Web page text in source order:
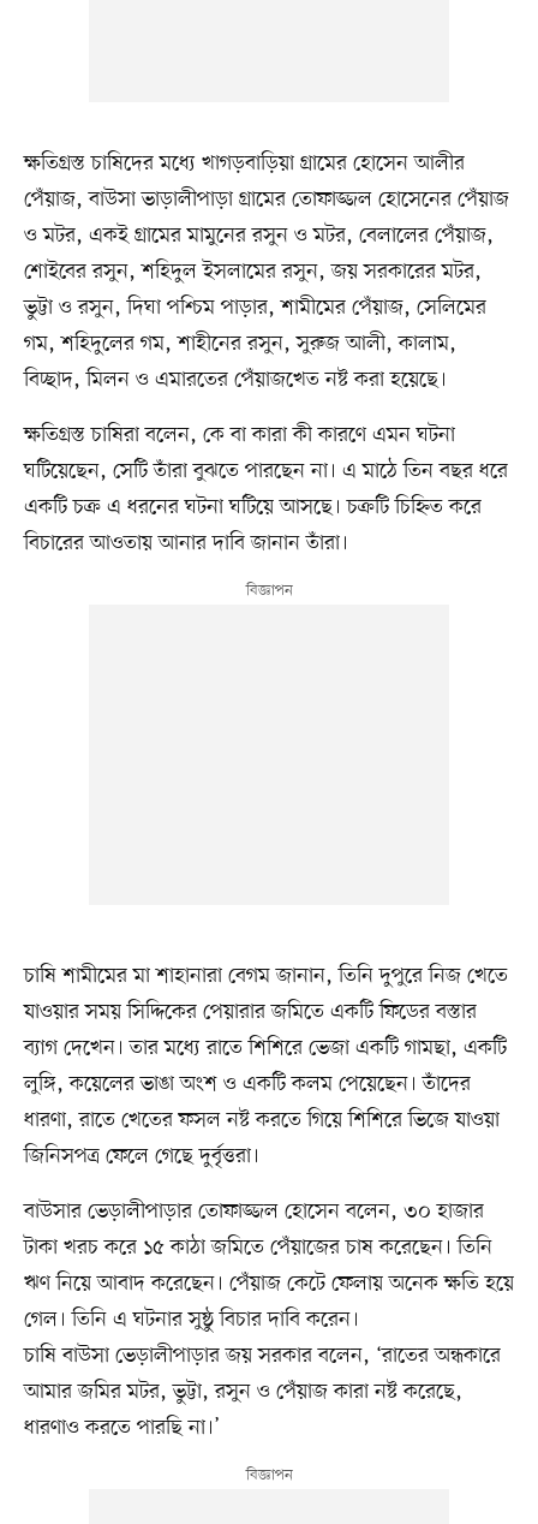
ক্ষতিগ্রস্ত চাষিদের মধ্যে খাগড়বাড়িয়া গ্রামের হোসেন আলীর
পেঁয়াজ, বাউসা ভাড়ালীপাড়া গ্রামের তোফাজ্জল হোসেনের পেঁয়াজ
ও মটর, একই গ্রামের মামুনের রসুন ও মটর, বেলালের পেঁয়াজ,
শোইবের রসুন, শহিদুল ইসলামের রসুন, জয় সরকারের মটর,
ভুট্টা ও রসুন, দিঘা পশ্চিম পাড়ার, শামীমের পেঁয়াজ, সেলিমের
গম, শহিদুলের গম, শাহীনের রসুন, সুরুজ আলী, কালাম,
বিচ্ছাদ, মিলন ও এমারতের পেঁয়াজখেত নষ্ট করা হয়েছে।
ক্ষতিগ্রস্ত চাষিরা বলেন, কে বা কারা কী কারণে এমন ঘটনা
ঘটিয়েছেন, সেটি তাঁরা বুঝতে পারছেন না। এ মাঠে তিন বছর ধরে
একটি চক্র এ ধরনের ঘটনা ঘটিয়ে আসছে। চক্রটি চিহ্নিত করে
বিচারের আওতায় আনার দাবি জানান তাঁরা।
চাষি শামীমের মা শাহানারা বেগম জানান, তিনি দুপুরে নিজ খেতে
যাওয়ার সময় সিদ্দিকের পেয়ারার জমিতে একটি ফিডের বস্তার
ব্যাগ দেখেন। তার মধ্যে রাতে শিশিরে ভেজা একটি গামছা, একটি
লুঙ্গি, কয়েলের ভাঙা অংশ ও একটি কলম পেয়েছেন। তাঁদের
ধারণা, রাতে খেতের ফসল নষ্ট করতে গিয়ে শিশিরে ভিজে যাওয়া
জিনিসপত্র ফেলে গেছে দুর্বৃত্তরা।
বাউসার ভেড়ালীপাড়ার তোফাজ্জল হোসেন বলেন, ৩০ হাজার
টাকা খরচ করে ১৫ কাঠা জমিতে পেঁয়াজের চাষ করেছেন। তিনি
ঋণ নিয়ে আবাদ করেছেন। পেঁয়াজ কেটে ফেলায় অনেক ক্ষতি হয়ে
গেল। তিনি এ ঘটনার সুষ্ঠু বিচার দাবি করেন।
চাষি বাউসা ভেড়ালীপাড়ার জয় সরকার বলেন, ‘রাতের অন্ধকারে
আমার জমির মটর, ভুট্টা, রসুন ও পেঁয়াজ কারা নষ্ট করেছে,
ধারণাও করতে পারছি না।’